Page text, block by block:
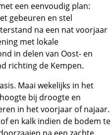
een eenvoudig plan:
gebeuren en stel
na een nat voorjaar
met lokale
in delen van Oost- en
richting de Kempen.
Maai wekelijks in het
bij droogte en
in het voorjaar of najaar.
en kalk indien de bodem te